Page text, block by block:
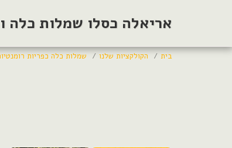
אריאלה כסלו שמלות כלה
בית הקולקציות שלנו שמלות כלה כפריות